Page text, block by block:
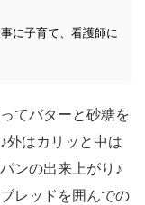
に子育て、看護師に
てバターと砂糖を
外はカリッと中は
ンの出来上がり♪
レッドを囲んでの